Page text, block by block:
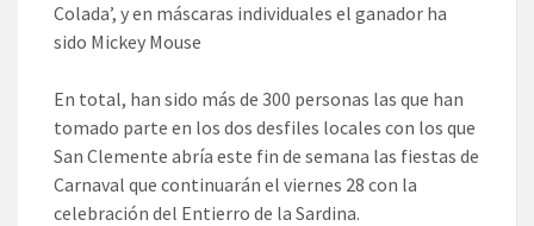
Colada’, y en máscaras individuales el ganador ha
sido Mickey Mouse
En total, han sido más de 300 personas las que han
tomado parte en los dos desfiles locales con los que
San Clemente abría este fin de semana las fiestas de
Carnaval que continuarán el viernes 28 con la
celebración del Entierro de la Sardina.